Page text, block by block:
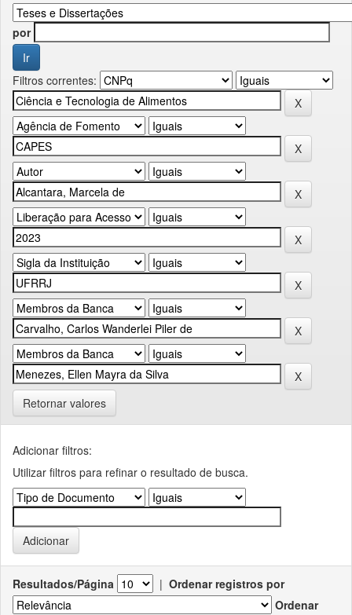
por
Filtros correntes:
Retornar valores
Adicionar filtros:
Utilizar filtros para refinar o resultado de busca.
Resultados/Página | Ordenar registros por
Ordenar